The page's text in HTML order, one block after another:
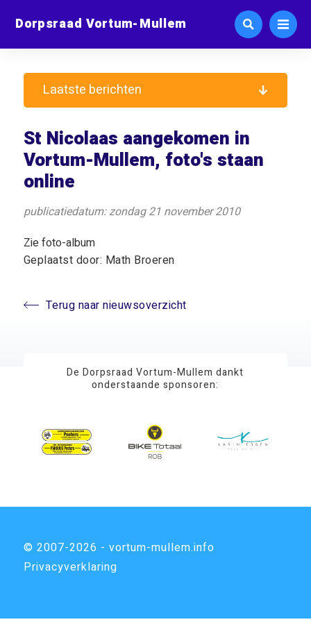
Dorpsraad Vortum-Mullem
St Nicolaas aangekomen in
Vortum-Mullem, foto's staan
online
publicatiedatum: zondag 21 november 2010
Zie foto-album
Geplaatst door: Math Broeren
Terug naar nieuwsoverzicht
Laatste berichten
De Dorpsraad Vortum-Mullem dankt
onderstaande sponsoren:
© 2007-2026 - vortum-mullem.info
Privacyverklaring